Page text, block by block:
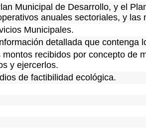
Municipal de Desarrollo, y el
anuales sectoriales, y
Municipales.
detallada que contenga
montos recibidos por concepto de
y ejercerlos.
de factibilidad ecológica.